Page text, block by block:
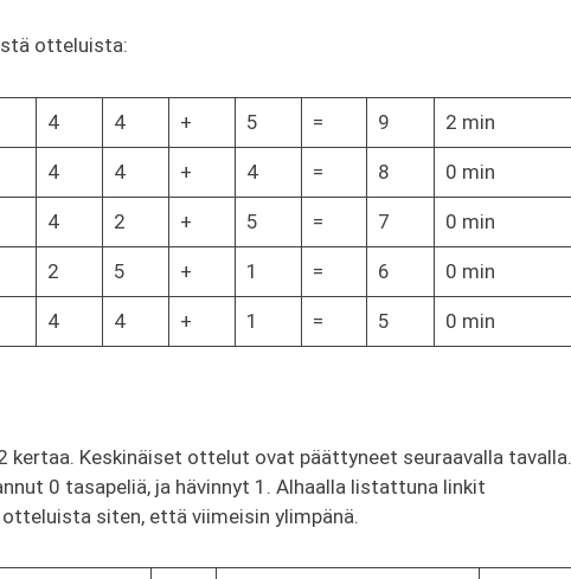
otteluista:
4 4 + 5 = 9 2 min
4 4 + 4 = 8 0 min
4 2 + 5 = 7 0 min
2 5 + 1 = 6 0 min
4 4 + 1 = 5 0 min
kertaa. Keskinäiset ottelut ovat päättyneet seuraavalla tavalla.
0 tasapeliä, ja hävinnyt 1. Alhaalla listattuna linkit
siten, että viimeisin ylimpänä.